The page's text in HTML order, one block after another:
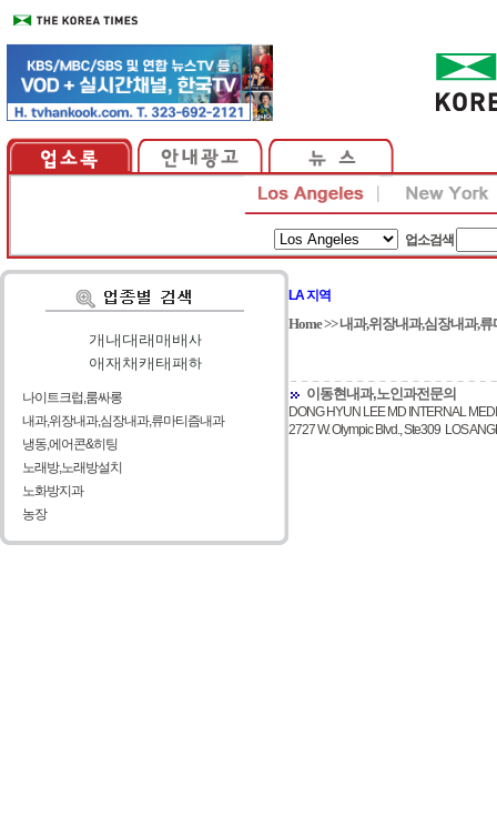
업소검색
가| 나| 다| 라| 마| 바| 사
아| 자| 차| 카| 타| 파| 하
나이트크럽,룸싸롱
내과,위장내과,심장내과,류마티즘내과
냉동,에어콘&히팅
노래방,노래방설치
노화방지과
농장
LA 지역
Home>>내과,위장내과,심장내과,
이동현내과,노인과전문의
DONG HYUN LEE MD INTERNAL
2727 W. Olympic Blvd., Ste309 LOS